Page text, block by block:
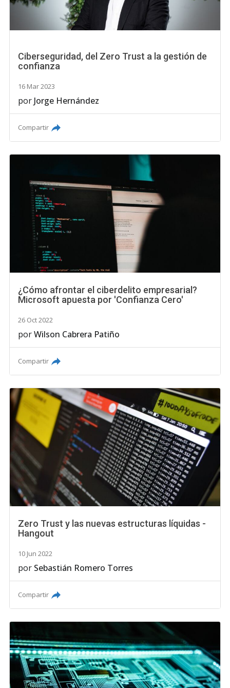
Ciberseguridad, del Zero Trust a la gestión de
confianza
16 Mar 2023
por Jorge Hernández
Compartir
¿Cómo afrontar el ciberdelito empresarial?
Microsoft apuesta por 'Confianza Cero'
26 Oct 2022
porWilson Cabrera Patiño
Compartir
Zero Trust y las nuevas estructuras líquidas -
Hangout
10 Jun 2022
por Sebastián Romero Torres
Compartir